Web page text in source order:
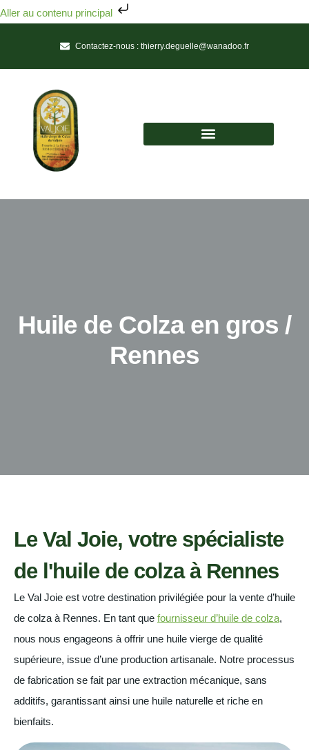
Aller au contenu principal
Contactez-nous :thierry.deguelle@wanadoo.fr
Huile de Colza en gros /
Rennes
Le Val Joie, votre spécialiste
de l'huile de colza à Rennes
Le Val Joie est votre destination privilégiée pour la vente d’huile
de colza à Rennes. En tant que fournisseur d’huile de colza,
nous nous engageons à offrir une huile vierge de qualité
supérieure, issue d’une production artisanale. Notre processus
de fabrication se fait par une extraction mécanique, sans
additifs, garantissant ainsi une huile naturelle et riche en
bienfaits.